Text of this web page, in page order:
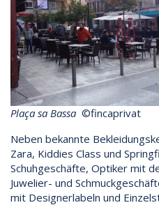
Plaça sa Bassa ©fincaprivat
Neben bekannte
Zara, Kiddies Class und
Schuhgeschäfte, Optiker mit
Juwelier- und
mit Designerlabeln und